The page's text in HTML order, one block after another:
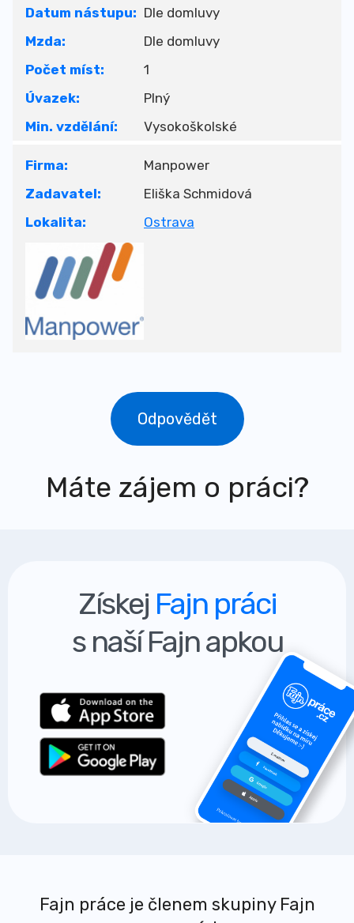
Datum nástupu: Dle domluvy
Mzda:
Dle domluvy
Počet míst:
1
Úvazek:
Plný
Min. vzdělání:
Vysokoškolské
Firma:
Manpower
Zadavatel:
Eliška Schmidová
Lokalita:
Ostrava
Odpovědět
Máte zájem o práci?
Získej Fajn práci
s naší Fajn apkou
Fajn práce je členem skupiny Fajn